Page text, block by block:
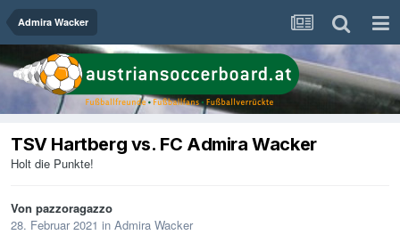
Admira Wacker
TSV Hartberg vs. FC Admira Wacker
Holt die Punkte!
Von pazzoragazzo
28. Februar 2021 in Admira Wacker